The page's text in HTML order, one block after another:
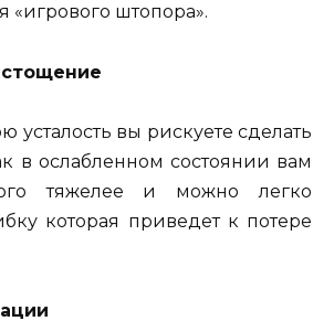
«игрового штопора».
усталость вы рискуете сделать
в ослабленном состоянии вам
тяжелее и можно легко
которая приведет к потере